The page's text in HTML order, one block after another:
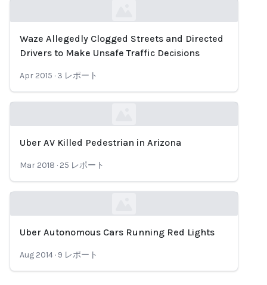
Loading...
Waze Allegedly Clogged Streets and Directed
Drivers to Make Unsafe Traffic Decisions
Apr 2015 · 3 レポート
Uber AV Killed Pedestrian in Arizona
Mar 2018 · 25 レポート
Uber Autonomous Cars Running Red Lights
Aug 2014 · 9 レポート